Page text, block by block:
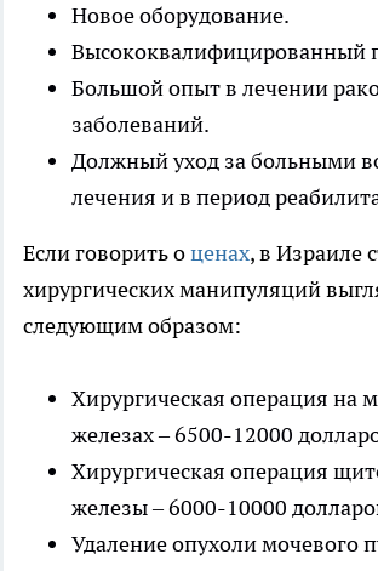
Новое оборудование.
Высококвалифицированный
Большой опыт в лечении
заболеваний.
Должный уход за больными
лечения и в период
Если говорить оценах, в Израиле
хирургических манипуляций
следующим образом:
Хирургическая операция на
железах – 6500-12000
Хирургическая операция
железы – 6000-10000
Удаление опухоли мочевого